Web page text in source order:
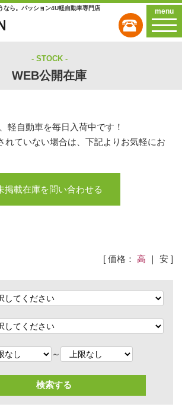
なら。パッション4U軽自動車専門店 menu
STOCK
WEB公開在庫
軽自動車を毎日入荷中です！
れていない場合は、下記よりお気軽にお
掲載在庫を問い合わせる
[ 価格： 高 ｜ 安 ]
～